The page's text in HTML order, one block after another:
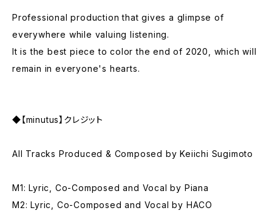
Professional production that gives a glimpse of
everywhere while valuing listening.
It is the best piece to color the end of 2020, which will
remain in everyone's hearts.
◆【minutus】クレジット
All Tracks Produced & Composed by Keiichi Sugimoto
M1: Lyric, Co-Composed and Vocal by Piana
M2: Lyric, Co-Composed and Vocal by HACO